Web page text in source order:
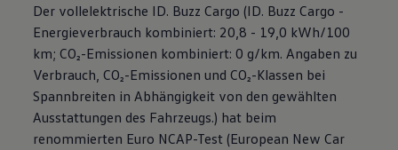
Der vollelektrische ID. Buzz Cargo (ID. Buzz Cargo -
Energieverbrauch kombiniert: 20,8 - 19,0 kWh/100
km; CO₂-Emissionen kombiniert: 0 g/km. Angaben zu
Verbrauch, CO₂-Emissionen und CO₂-Klassen bei
Spannbreiten in Abhängigkeit von den gewählten
Ausstattungen des Fahrzeugs.) hat beim
renommierten Euro NCAP-Test (European New Car